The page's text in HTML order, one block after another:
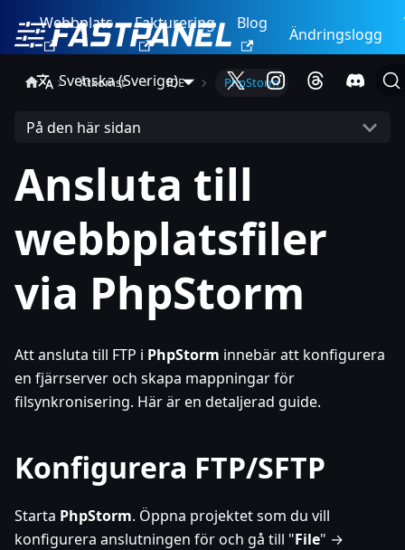
Webbplats Fakturering Blog
Ändringslogg
Svenska (Sverige)
Åtkomst IDE PhpStorm
På den här sidan
Ansluta till
webbplatsfiler
via PhpStorm
Att ansluta till FTP i PhpStorm innebär att konfigurera
en fjärrserver och skapa mappningar för
filsynkronisering. Här är en detaljerad guide.
Konfigurera FTP/SFTP
Starta PhpStorm. Öppna projektet som du vill
konfigurera anslutningen för och gå till "File" →